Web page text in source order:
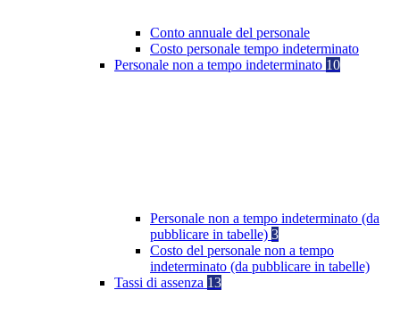
Conto annuale del personale
Costo personale tempo indeterminato
Personale non a tempo indeterminato 10
Personale non a tempo indeterminato (da
pubblicare in tabelle) 3
Costo del personale non a tempo
indeterminato (da pubblicare in tabelle)
Tassi di assenza 13